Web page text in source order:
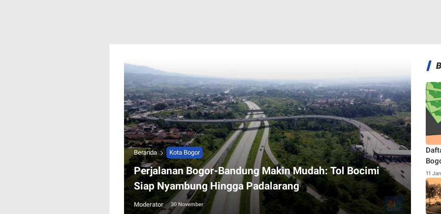
Beranda Kota Bogor
Perjalanan Bogor-Bandung Makin Mudah: Tol Bocimi
Siap Nyambung Hingga Padalarang
Moderator 30 November
11